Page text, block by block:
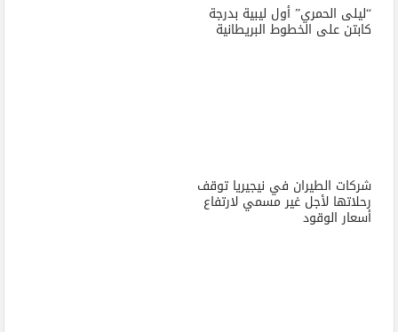
“ليلى الحمري” أول ليبية بدرجة
كابتن على الخطوط البريطانية
شركات الطيران في نيجيريا توقف
رحلاتها لأجل غير مسمي لارتفاع
أسعار الوقود